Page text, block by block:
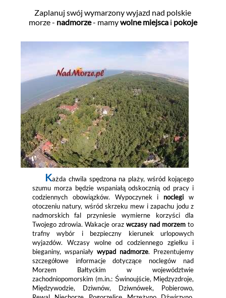
Zaplanuj swój wymarzony wyjazd nad polskie
morze - nadmorze- mamywolne miejscai pokoje
Każda chwila spędzona na plaży, wśród kojącego
szumu morza będzie wspaniałą odskocznią od pracy i
codziennych obowiązków. Wypoczynek i noclegi w
otoczeniu natury, wśród skrzeku mew i zapachu jodu z
nadmorskich fal przyniesie wymierne korzyści dla
Twojego zdrowia. Wakacje orazwczasy nad morzem to
trafny wybór i bezpieczny kierunek urlopowych
wyjazdów. Wczasy wolne od codziennego zgiełku i
bieganiny, wspaniały wypad nadmorze. Prezentujemy
szczegółowe informacje dotyczące noclegów nad
Morzem Bałtyckim w województwie
zachodniopomorskim (m.in.: Świnoujście, Międzyzdroje,
Międzywodzie, Dziwnów, Dziwnówek, Pobierowo,